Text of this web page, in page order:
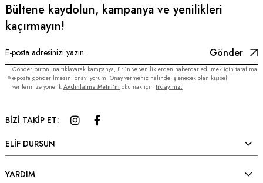
Bültene kaydolun, kampanya ve yenilikleri
kaçırmayın!
Gönder
Gönder butonuna tıklayarak kampanya, ürün ve yeniliklerden haberdar edilmek için tarafıma
e-posta gönderilmesini onaylıyorum. Onay vermeniz halinde işlenecek olan kişisel
verilerinize yönelik Aydınlatma Metni’ni okumak için tıklayınız.
BİZİ TAKİP ET:
ELİF DURSUN
YARDIM